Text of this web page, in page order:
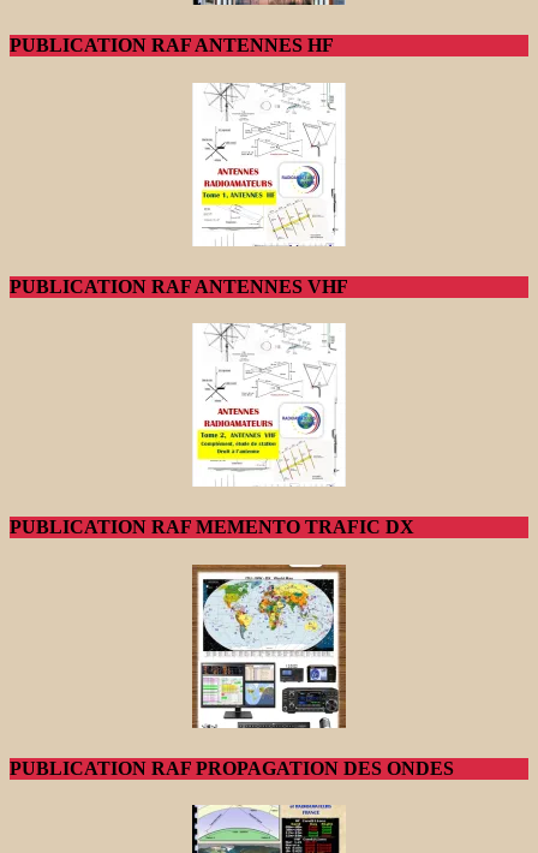
PUBLICATION RAF ANTENNES HF
PUBLICATION RAF ANTENNES VHF
PUBLICATION RAF MEMENTO TRAFIC DX
PUBLICATION RAF PROPAGATION DES ONDES